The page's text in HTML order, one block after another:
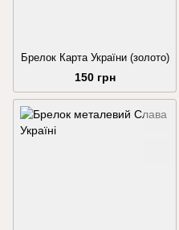
Брелок Карта України (золото)
150 грн